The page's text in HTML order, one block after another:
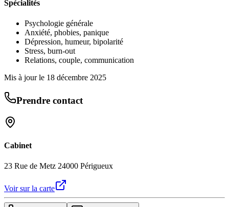
Spécialités
Psychologie générale
Anxiété, phobies, panique
Dépression, humeur, bipolarité
Stress, burn-out
Relations, couple, communication
Mis à jour le 18 décembre 2025
Prendre contact
Cabinet
23 Rue de Metz 24000 Périgueux
Voir sur la carte